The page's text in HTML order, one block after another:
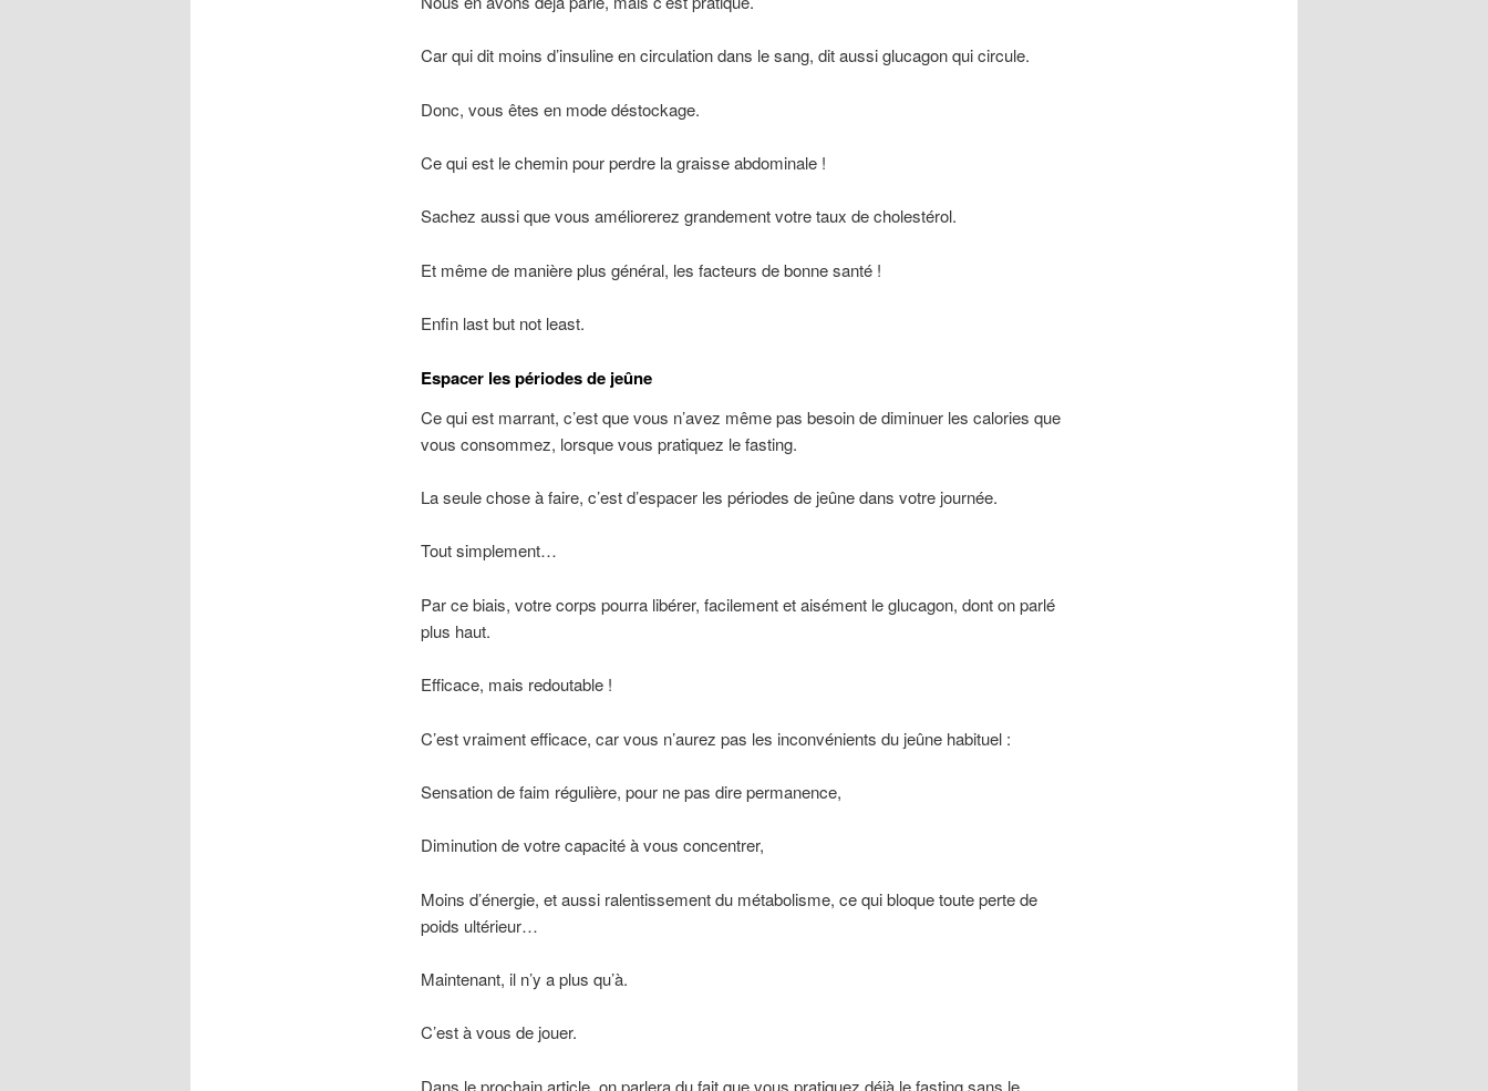
Car qui dit moins d’insuline en circulation dans le sang, dit aussi glucagon qui circule.
Donc, vous êtes en mode déstockage.
Ce qui est le chemin pour perdre la graisse abdominale !
Sachez aussi que vous améliorerez grandement votre taux de cholestérol.
Et même de manière plus général, les facteurs de bonne santé !
Enfin last but not least.
Espacer les périodes de jeûne
Ce qui est marrant, c’est que vous n’avez même pas besoin de diminuer les calories que
vous consommez, lorsque vous pratiquez le fasting.
La seule chose à faire, c’est d’espacer les périodes de jeûne dans votre journée.
Tout simplement…
Par ce biais, votre corps pourra libérer, facilement et aisément le glucagon, dont on parlé
plus haut.
Efficace, mais redoutable !
C’est vraiment efficace, car vous n’aurez pas les inconvénients du jeûne habituel :
Sensation de faim régulière, pour ne pas dire permanence,
Diminution de votre capacité à vous concentrer,
Moins d’énergie, et aussi ralentissement du métabolisme, ce qui bloque toute perte de
poids ultérieur…
Maintenant, il n’y a plus qu’à.
C’est à vous de jouer.
Dans le prochain article, on parlera du fait que vous pratiquez déjà le fasting sans le